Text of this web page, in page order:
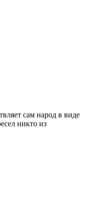
сам народ в виде
никто из